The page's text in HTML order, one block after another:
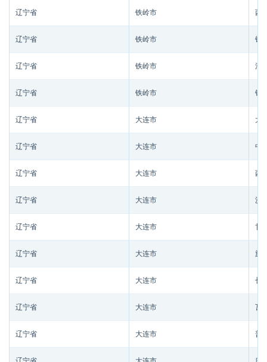
辽宁省 铁岭市 西
辽宁省 铁岭市 铁
辽宁省 铁岭市 清
辽宁省 铁岭市 银
辽宁省 大连市 大
辽宁省 大连市 中
辽宁省 大连市 西
辽宁省 大连市 沙
辽宁省 大连市 甘
辽宁省 大连市 旅
辽宁省 大连市 长
辽宁省 大连市 瓦
辽宁省 大连市 普